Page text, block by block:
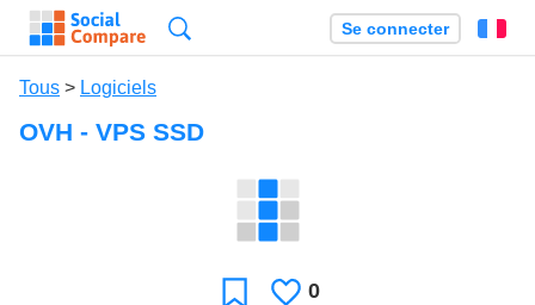
Se connecter
Tous > Logiciels
OVH - VPS SSD
Favori J'aime
0